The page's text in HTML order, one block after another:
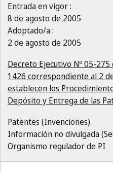
Entrada en vigor :
8 de agosto de 2005
Adoptado/a :
2 de agosto de 2005
Decreto Ejecutivo Nº 05-275
1426 correspondiente al 2
establecen los
Depósito y Entrega de las
Patentes (Invenciones)
Información no divulgada
Organismo regulador de PI